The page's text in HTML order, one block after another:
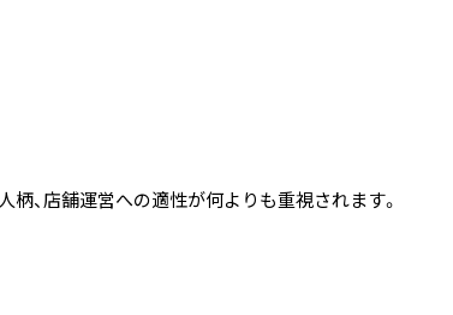
柄、店舗運営への適性が何よりも重視されます。